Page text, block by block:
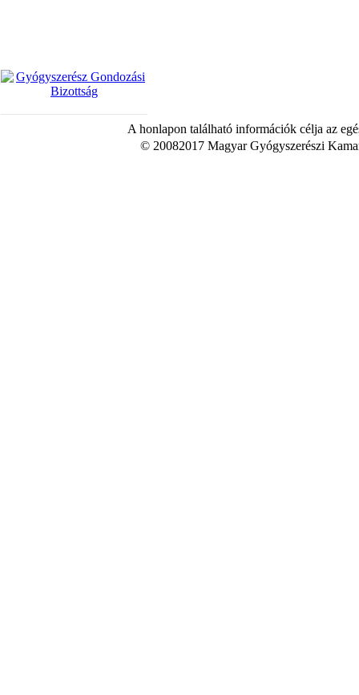
A honlapon található információk célja az
© 20082017 Magyar Gyógyszerészi